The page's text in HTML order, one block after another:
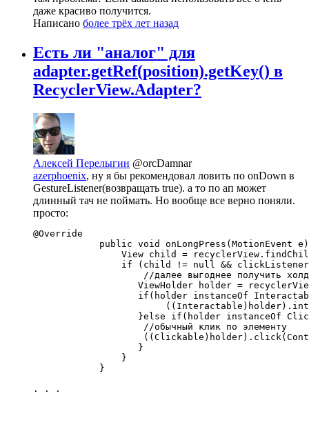
даже красиво получится.
Написано более трёх лет назад
Есть ли "аналог" для
adapter.getRef(position).getKey() в
RecyclerView.Adapter?
Алексей Перелыгин @orcDamnar
azerphoenix, ну я бы рекомендовал ловить по onDown в
GestureListener(возвращать true). а то по ап может
длинный тач не поймать. Но вообще все верно поняли.
просто:
@Override
public void onLongPress(MotionEvent
View child =
if (child != null &&
//далее выгоднее получить
ViewHolder holder =
if(holder instanceOf
}else if(holder instanceOf
                    //обычный клик по элементу
                   }
                }
            }
. . .